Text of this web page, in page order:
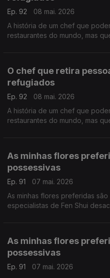
Ep. 92
08 mai. 2026
A história de um chef que
restaurantes do mundo, mas
O chef que retira
refugiados
Ep. 92
08 mai. 2026
A história de um chef que
restaurantes do mundo, mas
As minhas flores
possessivas
Ep. 91
07 mai. 2026
As minhas flores preferidas
especialistas de Fen Shui
As minhas flores
possessivas
Ep. 91
07 mai. 2026